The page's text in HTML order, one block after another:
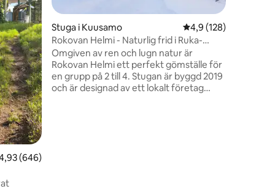
av 5 i genomsnittligt betyg, 646 omdömen
(646)
Stuga i Kuusamo 4,9 av 5 i
4,9 (128)
Rokovan Helmi - Naturlig frid i Ruka-
Kuusamo
Omgiven av ren och lugn natur är
Rokovan Helmi ett perfekt gömställe för
en grupp på 2 till 4. Stugan är byggd 2019
och är designad av ett lokalt företag